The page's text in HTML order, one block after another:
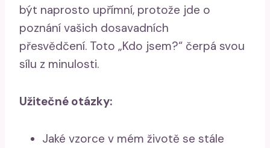
být naprosto upřímní, protože jde o
poznání vašich dosavadních
přesvědčení. Toto „Kdo jsem?“ čerpá svou
sílu z minulosti.
Užitečné otázky:
Jaké vzorce v mém životě se stále